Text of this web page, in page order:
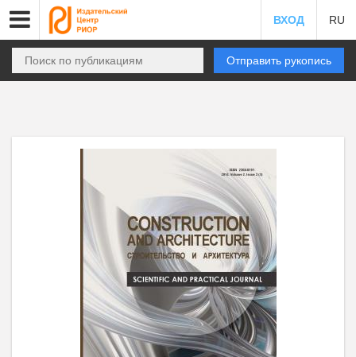
ВХОД RU
Отправить рукопись